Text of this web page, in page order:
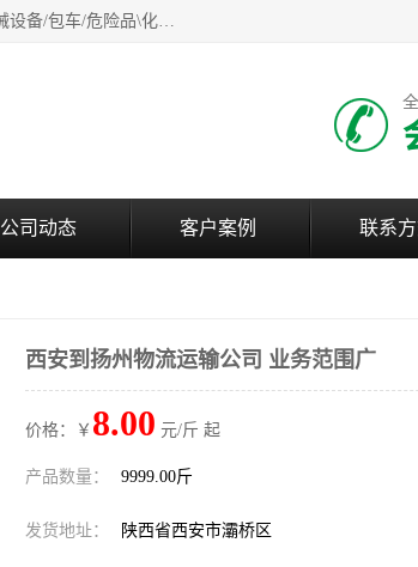
西安鸿福祥物流公司是西安轿车托运物流公司，从事：西安物流专线、西安货运专线等专业运输;模具/机械设备/包车/危险品\化工涂料/油漆机油\普通货物\食品\家具\贵重货物运输/易碎品运输/工艺品\行李\搬家运输等超限大件货物专业运输服务为一体。
公司动态 客户案例 联系
西安到扬州物流运输公司 业务范围广
价格：￥ 8.00 元/斤 起
产品数量： 9999.00斤
发货地址： 陕西省西安市灞桥区